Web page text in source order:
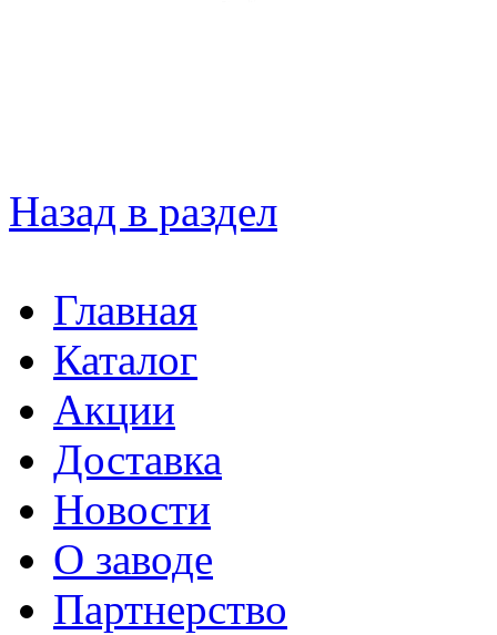
Назад в раздел
Главная
Каталог
Акции
Доставка
Новости
О заводе
Партнерство